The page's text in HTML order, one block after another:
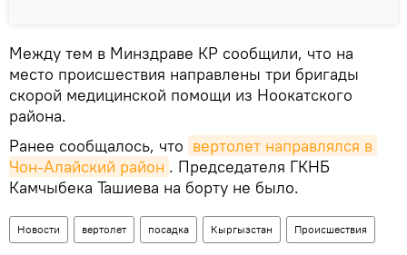
Между тем в Минздраве КР сообщили, что на
место происшествия направлены три бригады
скорой медицинской помощи из Ноокатского
района.
Ранее сообщалось, что вертолет направлялся в
Чон-Алайский район . Председателя ГКНБ
Камчыбека Ташиева на борту не было.
Новости вертолет посадка Кыргызстан Происшествия